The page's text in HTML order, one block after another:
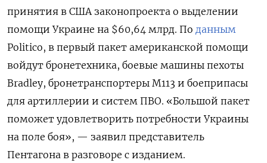
принятия в США законопроекта о выделении
помощи Украине на $60,64 млрд. По данным
Politico, в первый пакет американской помощи
войдут бронетехника, боевые машины пехоты
Bradley, бронетранспортеры М113 и боеприпасы
для артиллерии и систем ПВО. «Большой пакет
поможет удовлетворить потребности Украины
на поле боя», — заявил представитель
Пентагона в разговоре с изданием.